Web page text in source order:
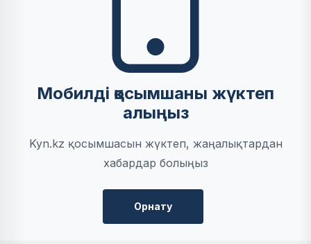
Мобилді қосымшаны жүктеп
алыңыз
Kyn.kz қосымшасын жүктеп, жаңалықтардан
хабардар болыңыз
Орнату